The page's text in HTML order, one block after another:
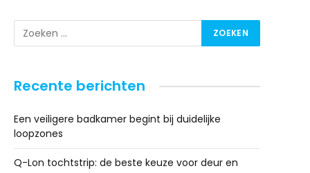
Recente berichten
Een veiligere badkamer begint bij duidelijke
loopzones
Q-Lon tochtstrip: de beste keuze voor deur en